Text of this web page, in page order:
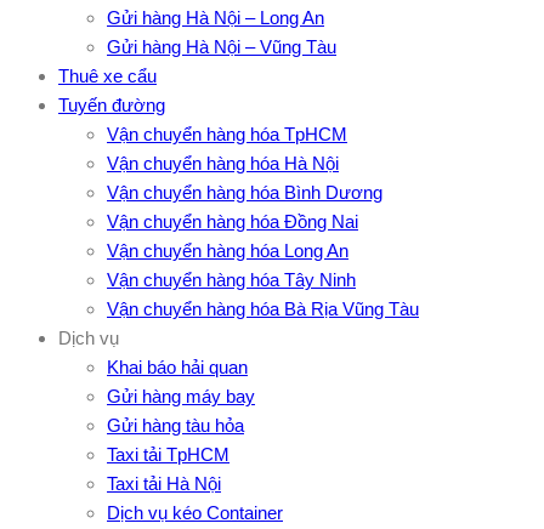
Gửi hàng Hà Nội – Long An
Gửi hàng Hà Nội – Vũng Tàu
Thuê xe cẩu
Tuyến đường
Vận chuyển hàng hóa TpHCM
Vận chuyển hàng hóa Hà Nội
Vận chuyển hàng hóa Bình Dương
Vận chuyển hàng hóa Đồng Nai
Vận chuyển hàng hóa Long An
Vận chuyển hàng hóa Tây Ninh
Vận chuyển hàng hóa Bà Rịa Vũng Tàu
Dịch vụ
Khai báo hải quan
Gửi hàng máy bay
Gửi hàng tàu hỏa
Taxi tải TpHCM
Taxi tải Hà Nội
Dịch vụ kéo Container